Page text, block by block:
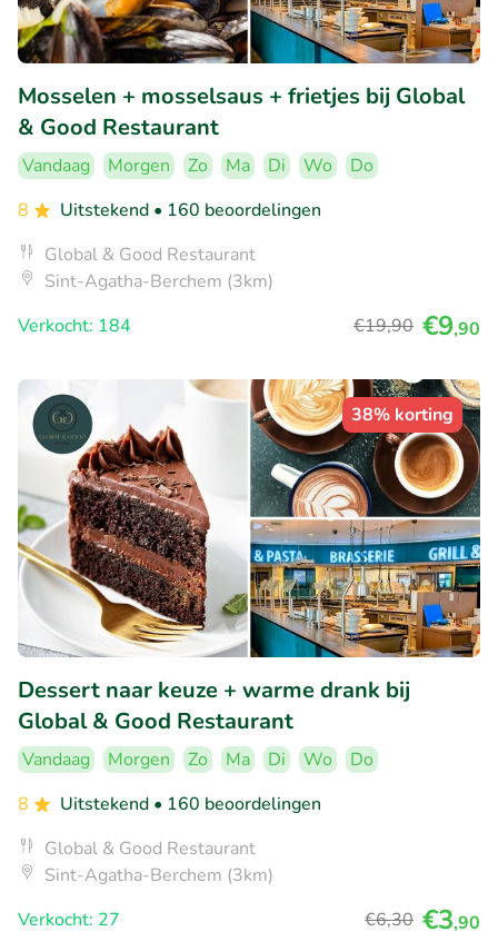
Mosselen + mosselsaus + frietjes bij Global
& Good Restaurant
Vandaag Morgen Zo Ma Di Wo
Do
8
Uitstekend • 160 beoordelingen
Global & Good Restaurant
Sint-Agatha-Berchem (3km)
Verkocht: 184
€19,90 €9,90
38% korting
Dessert naar keuze + warme drank bij
Global & Good Restaurant
Vandaag Morgen Zo Ma Di Wo
Do
8
Uitstekend • 160 beoordelingen
Global & Good Restaurant
Sint-Agatha-Berchem (3km)
Verkocht: 27
€6,30 €3,90